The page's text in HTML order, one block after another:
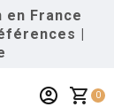
en France
|
shopping_cart 0
account_circle